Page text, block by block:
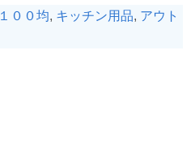
１００均, キッチン用品, アウト